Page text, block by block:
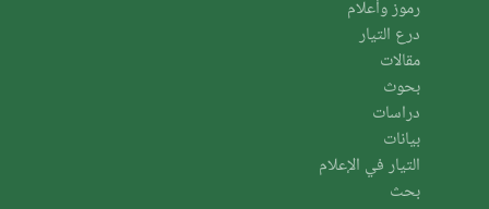
رموز وأعلام
درع التيار
مقالات
بحوث
دراسات
بيانات
التيار في الإعلام
بحث